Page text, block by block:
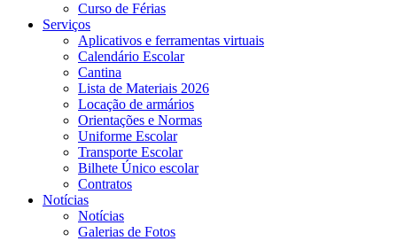
Curso de Férias
Serviços
Aplicativos e ferramentas virtuais
Calendário Escolar
Cantina
Lista de Materiais 2026
Locação de armários
Orientações e Normas
Uniforme Escolar
Transporte Escolar
Bilhete Único escolar
Contratos
Notícias
Notícias
Galerias de Fotos